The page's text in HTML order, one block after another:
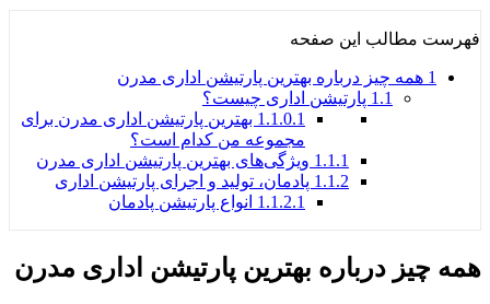
فهرست مطالب این صفحه
1 همه چیز درباره بهترین پارتیشن اداری مدرن
1.1 پارتیشن اداری چیست؟
1.1.0.1 بهترین پارتیشن اداری مدرن برای
مجموعه من کدام است؟
1.1.1 ویژگی‌های بهترین پارتیشن اداری مدرن
1.1.2 پادمان، تولید و اجرای پارتیشن اداری
1.1.2.1 انواع پارتیشن پادمان
همه چیز درباره بهترین پارتیشن اداری مدرن